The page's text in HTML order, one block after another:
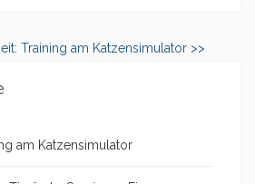
Training am Katzensimulator >>
am Katzensimulator